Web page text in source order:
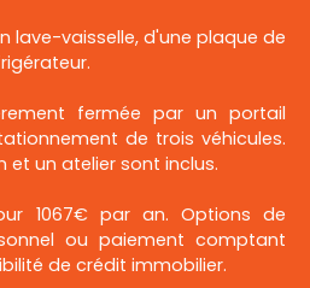
lave-vaisselle, d'une plaque de
fermée par un portail
de trois véhicules.
et un atelier sont inclus.
1067€ par an. Options de
ou paiement comptant
de crédit immobilier.